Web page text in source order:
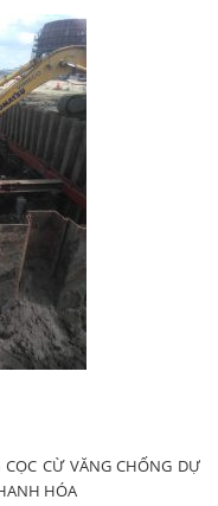
CỪ VĂNG CHỐNG DỰ
HÓA